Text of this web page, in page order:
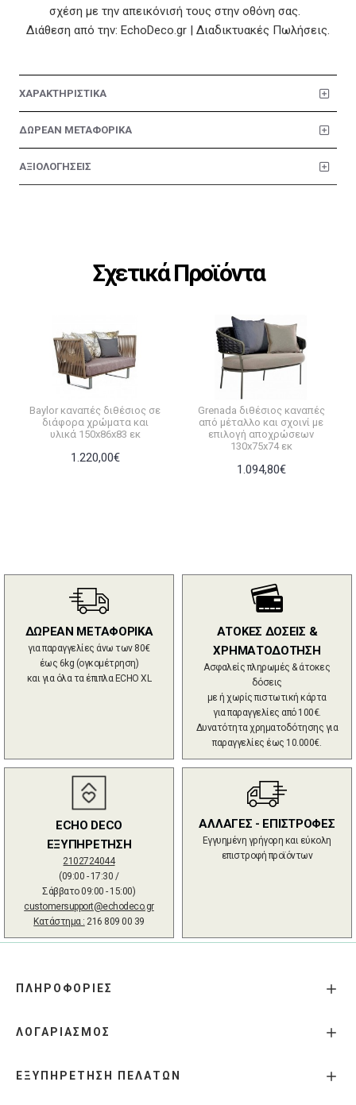
σχέση με την απεικόνισή τους στην οθόνη σας.
Διάθεση από την: EchoDeco.gr | Διαδικτυακές Πωλήσεις.
ΧΑΡΑΚΤΗΡΙΣΤΙΚΑ
ΔΩΡΕΑΝ ΜΕΤΑΦΟΡΙΚΑ
ΑΞΙΟΛΟΓΗΣΕΙΣ
Σχετικά Προϊόντα
Baylor καναπές διθέσιος σε
διάφορα χρώματα και
υλικά 150x86x83 εκ
1.220,00€
Grenada διθέσιος καναπές
από μέταλλο και σχοινί με
επιλογή αποχρώσεων
130x75x74 εκ
1.094,80€
ΔΩΡΕΑΝ ΜΕΤΑΦΟΡΙΚΑ
για παραγγελίες άνω των 80€
έως 6kg (ογκομέτρηση)
και για όλα τα έπιπλα ECHO XL
ΑΤΟΚΕΣ ΔΟΣΕΙΣ &
ΧΡΗΜΑΤΟΔΟΤΗΣΗ
Ασφαλείς πληρωμές & άτοκες
δόσεις
με ή χωρίς πιστωτική κάρτα
για παραγγελίες από 100€.
Δυνατότητα χρηματοδότησης για
παραγγελίες έως 10.000€.
ECHO DECO
ΕΞΥΠΗΡΕΤΗΣΗ
2102724044
(09:00 - 17:30 /
Σάββατο 09:00 - 15:00)
customersupport@echodeco.gr
Κατάστημα : 216 809 00 39
ΑΛΛΑΓΕΣ - ΕΠΙΣΤΡΟΦΕΣ
Εγγυημένη γρήγορη και εύκολη
επιστροφή προϊόντων
ΠΛΗΡΟΦΟΡΙΕΣ
ΛΟΓΑΡΙΑΣΜΟΣ
ΕΞΥΠΗΡΕΤΗΣΗ ΠΕΛΑΤΩΝ